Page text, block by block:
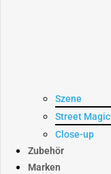
Szene
Street Magic
Close-up
Zubehör
Marken